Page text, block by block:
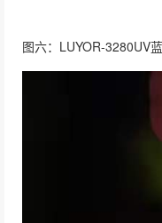
图六：LUYOR-3280UV